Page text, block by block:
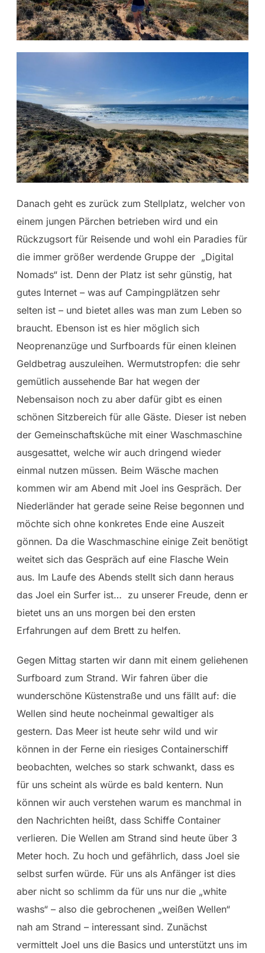
Danach geht es zurück zum Stellplatz, welcher von
einem jungen Pärchen betrieben wird und ein
Rückzugsort für Reisende und wohl ein Paradies für
die immer größer werdende Gruppe der „Digital
Nomads“ ist. Denn der Platz ist sehr günstig, hat
gutes Internet – was auf Campingplätzen sehr
selten ist – und bietet alles was man zum Leben so
braucht. Ebenson ist es hier möglich sich
Neoprenanzüge und Surfboards für einen kleinen
Geldbetrag auszuleihen. Wermutstropfen: die sehr
gemütlich aussehende Bar hat wegen der
Nebensaison noch zu aber dafür gibt es einen
schönen Sitzbereich für alle Gäste. Dieser ist neben
der Gemeinschaftsküche mit einer Waschmaschine
ausgesattet, welche wir auch dringend wieder
einmal nutzen müssen. Beim Wäsche machen
kommen wir am Abend mit Joel ins Gespräch. Der
Niederländer hat gerade seine Reise begonnen und
möchte sich ohne konkretes Ende eine Auszeit
gönnen. Da die Waschmaschine einige Zeit benötigt
weitet sich das Gespräch auf eine Flasche Wein
aus. Im Laufe des Abends stellt sich dann heraus
das Joel ein Surfer ist… zu unserer Freude, denn er
bietet uns an uns morgen bei den ersten
Erfahrungen auf dem Brett zu helfen.
Gegen Mittag starten wir dann mit einem geliehenen
Surfboard zum Strand. Wir fahren über die
wunderschöne Küstenstraße und uns fällt auf: die
Wellen sind heute nocheinmal gewaltiger als
gestern. Das Meer ist heute sehr wild und wir
können in der Ferne ein riesiges Containerschiff
beobachten, welches so stark schwankt, dass es
für uns scheint als würde es bald kentern. Nun
können wir auch verstehen warum es manchmal in
den Nachrichten heißt, dass Schiffe Container
verlieren. Die Wellen am Strand sind heute über 3
Meter hoch. Zu hoch und gefährlich, dass Joel sie
selbst surfen würde. Für uns als Anfänger ist dies
aber nicht so schlimm da für uns nur die „white
washs“ – also die gebrochenen „weißen Wellen“
nah am Strand – interessant sind. Zunächst
vermittelt Joel uns die Basics und unterstützt uns im